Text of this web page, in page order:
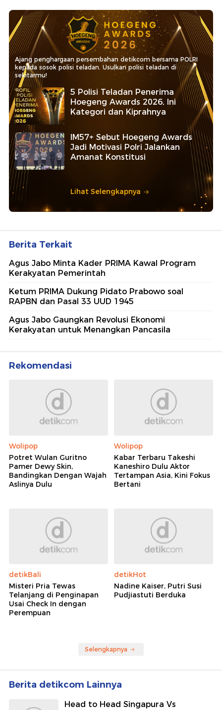
Ajang penghargaan persembahan detikcom bersama POLRI
kepada sosok polisi teladan. Usulkan polisi teladan di
sekitarmu!
5 Polisi Teladan Penerima
Hoegeng Awards 2026, Ini
Kategori dan Kiprahnya
IM57+ Sebut Hoegeng Awards
Jadi Motivasi Polri Jalankan
Amanat Konstitusi
Lihat Selengkapnya
Berita Terkait
Agus Jabo Minta Kader PRIMA Kawal Program
Kerakyatan Pemerintah
Ketum PRIMA Dukung Pidato Prabowo soal
RAPBN dan Pasal 33 UUD 1945
Agus Jabo Gaungkan Revolusi Ekonomi
Kerakyatan untuk Menangkan Pancasila
Rekomendasi
Wolipop
Potret Wulan Guritno
Pamer Dewy Skin,
Bandingkan Dengan Wajah
Aslinya Dulu
Wolipop
Kabar Terbaru Takeshi
Kaneshiro Dulu Aktor
Tertampan Asia, Kini Fokus
Bertani
detikBali
Misteri Pria Tewas
Telanjang di Penginapan
Usai Check In dengan
Perempuan
detikHot
Nadine Kaiser, Putri Susi
Pudjiastuti Berduka
Selengkapnya
Berita detikcom Lainnya
Head to Head Singapura Vs